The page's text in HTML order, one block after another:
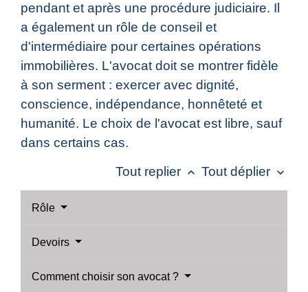
pendant et après une procédure judiciaire. Il
a également un rôle de conseil et
d'intermédiaire pour certaines opérations
immobilières. L'avocat doit se montrer fidèle
à son serment : exercer avec dignité,
conscience, indépendance, honnêteté et
humanité. Le choix de l'avocat est libre, sauf
dans certains cas.
Tout replier keyboard_arrow_up Tout déplier keyboard_arrow_down
Rôle
Devoirs
Comment choisir son avocat ?